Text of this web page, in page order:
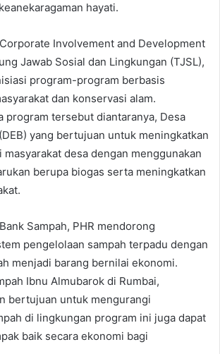
hayati.
Involvement and Development
Jawab Sosial dan Lingkungan (TJSL),
program-program berbasis
dan konservasi alam.
program tersebut diantaranya, Desa
yang bertujuan untuk meningkatkan
masyarakat desa dengan menggunakan
berupa biogas serta meningkatkan
Sampah, PHR mendorong
pengelolaan sampah terpadu dengan
menjadi barang bernilai ekonomi.
Ibnu Almubarok di Rumbai,
bertujuan untuk mengurangi
di lingkungan program ini juga dapat
baik secara ekonomi bagi